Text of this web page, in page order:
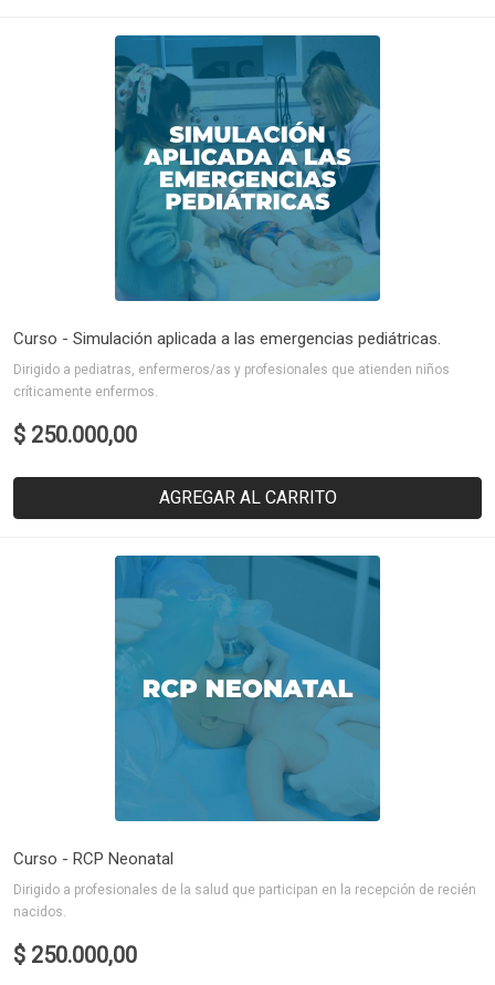
Curso - Simulación aplicada a las emergencias pediátricas.
Dirigido a pediatras, enfermeros/as y profesionales que atienden niños
críticamente enfermos.
$ 250.000,00
AGREGAR AL CARRITO
Curso - RCP Neonatal
Dirigido a profesionales de la salud que participan en la recepción de recién
nacidos.
$ 250.000,00